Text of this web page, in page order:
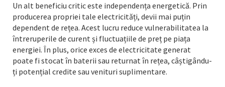
Un alt beneficiu critic este independența energetică. Prin
producerea propriei tale electricități, devii mai puțin
dependent de rețea. Acest lucru reduce vulnerabilitatea la
întreruperile de curent și fluctuațiile de preț pe piața
energiei. În plus, orice exces de electricitate generat
poate fi stocat în baterii sau returnat în rețea, câștigându-
ți potențial credite sau venituri suplimentare.